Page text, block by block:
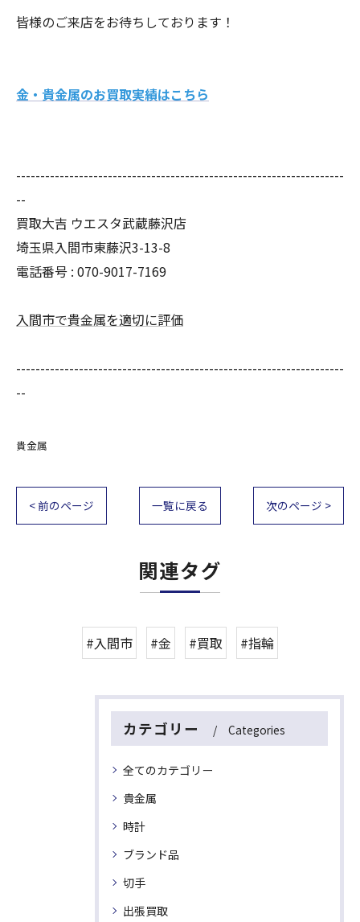
皆様のご来店をお待ちしております！
金・貴金属のお買取実績はこちら
--------------------------------------------------------------------
--
買取大吉 ウエスタ武蔵藤沢店
埼玉県入間市東藤沢3-13-8
電話番号 : 070-9017-7169
入間市で貴金属を適切に評価
--------------------------------------------------------------------
--
貴金属
< 前のページ 一覧に戻る 次のページ >
関連タグ
#入間市 #金 #買取 #指輪
カテゴリー Categories
全てのカテゴリー
貴金属
時計
ブランド品
切手
出張買取